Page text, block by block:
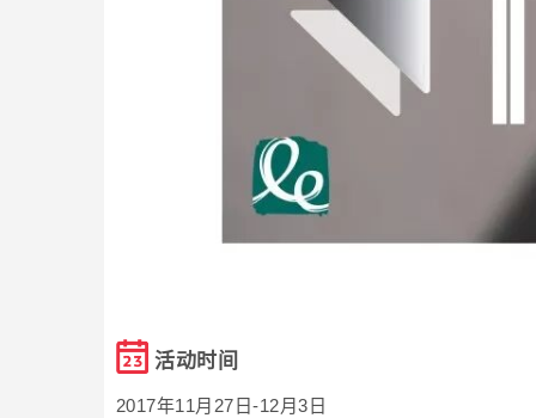
活动时间
2017年11月27日-12月3日